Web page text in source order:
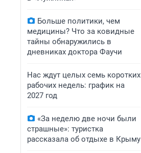
Больше политики, чем
медицины? Что за ковидные
тайны обнаружились в
дневниках доктора Фаучи
Нас ждут целых семь коротких
рабочих недель: график на
2027 год
«За неделю две ночи были
страшные»: туристка
рассказала об отдыхе в Крыму